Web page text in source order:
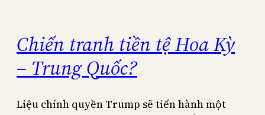
Chiến tranh tiền tệ Hoa Kỳ
– Trung Quốc?
Liệu chính quyền Trump sẽ tiến hành một